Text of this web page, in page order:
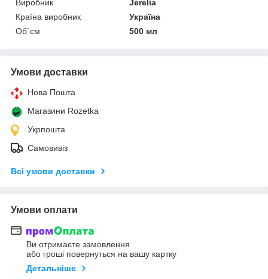
Виробник
Jerelia
Країна виробник
Україна
Об`єм
500 мл
Умови доставки
Нова Пошта
Магазини Rozetka
Укрпошта
Самовивіз
Всі умови доставки
Умови оплати
Ви отримаєте замовлення
або гроші повернуться на вашу картку
Детальніше